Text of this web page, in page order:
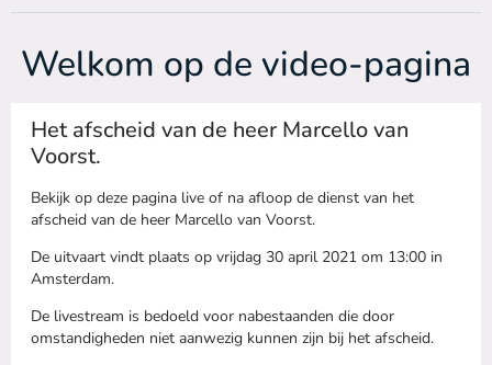
Welkom op de video-pagina
Het afscheid van de heer Marcello van
Voorst.
Bekijk op deze pagina live of na afloop de dienst van het
afscheid van de heer Marcello van Voorst.
De uitvaart vindt plaats op vrijdag 30 april 2021 om 13:00 in
Amsterdam.
De livestream is bedoeld voor nabestaanden die door
omstandigheden niet aanwezig kunnen zijn bij het afscheid.